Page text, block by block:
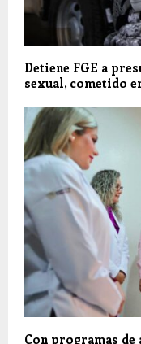
Detiene FGE a
sexual, cometido
Con programas de